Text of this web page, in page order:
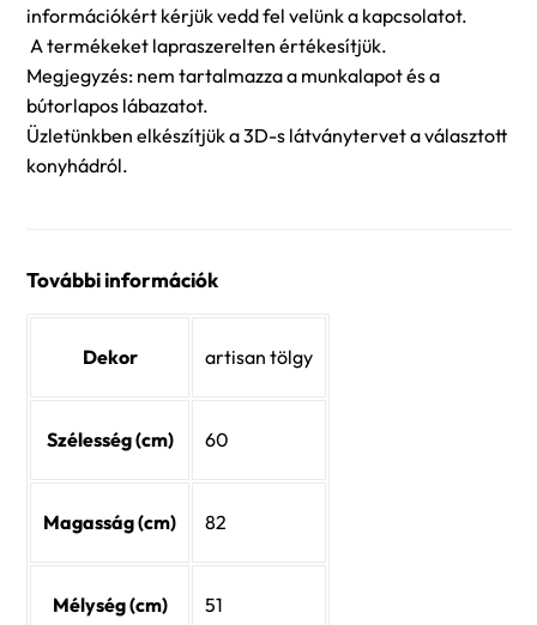
információkért kérjük vedd fel velünk a kapcsolatot.
A termékeket lapraszerelten értékesítjük.
Megjegyzés: nem tartalmazza a munkalapot és a
bútorlapos lábazatot.
Üzletünkben elkészítjük a 3D-s látványtervet a választott
konyhádról.
További információk
Dekor artisan tölgy
Szélesség (cm) 60
Magasság (cm) 82
Mélység (cm) 51